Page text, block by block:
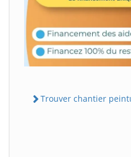
Trouver chantier